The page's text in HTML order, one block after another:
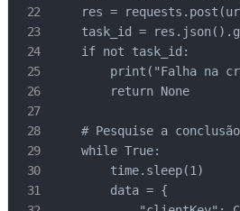
res =
task_id =
    if not task_id:
print("Falha na
        return None
# Pesquise a
    while True:
        time.sleep(1)
        data = {